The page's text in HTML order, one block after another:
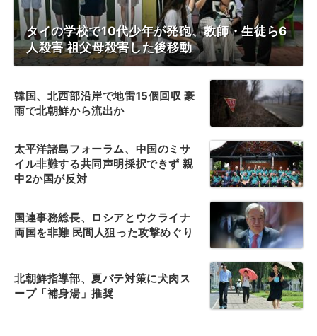
タイの学校で10代少年が発砲、教師・生徒ら6
人殺害 祖父母殺害した後移動
韓国、北西部沿岸で地雷15個回収 豪
雨で北朝鮮から流出か
太平洋諸島フォーラム、中国のミサ
イル非難する共同声明採択できず 親
中2か国が反対
国連事務総長、ロシアとウクライナ
両国を非難 民間人狙った攻撃めぐり
北朝鮮指導部、夏バテ対策に犬肉ス
ープ「補身湯」推奨